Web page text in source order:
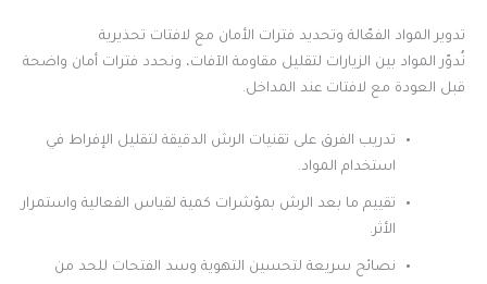
تدوير المواد الفعّالة وتحديد فترات الأمان مع لافتات تحذيرية
نُدوّر المواد بين الزيارات لتقليل مقاومة الآفات، ونحدد فترات أمان واضحة
قبل العودة مع لافتات عند المداخل.
تدريب الفرق على تقنيات الرش الدقيقة لتقليل الإفراط في
استخدام المواد.
تقييم ما بعد الرش بمؤشرات كمية لقياس الفعالية واستمرار
الأثر.
نصائح سريعة لتحسين التهوية وسد الفتحات للحد من